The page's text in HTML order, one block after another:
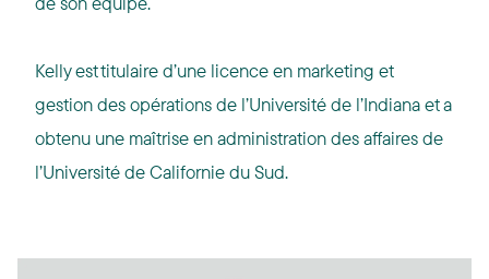
Kelly est titulaire d’une licence en marketing et
gestion des opérations de l’Université de l’Indiana et a
obtenu une maîtrise en administration des affaires de
l’Université de Californie du Sud.